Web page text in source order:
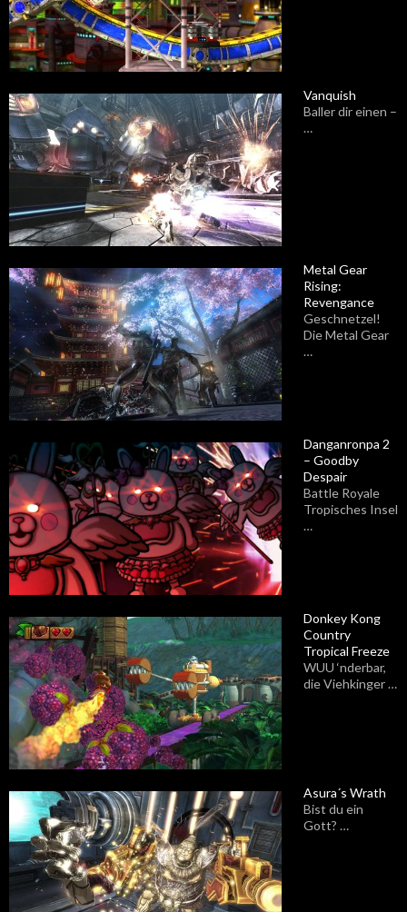
Vanquish
Baller dir einen –
…
Metal Gear
Rising:
Revengance
Geschnetzel!
Die Metal Gear
…
Danganronpa 2
– Goodby
Despair
Battle Royale
Tropisches Insel
…
Donkey Kong
Country
Tropical Freeze
WUU ‘nderbar,
die Viehkinger …
Asura´s Wrath
Bist du ein
Gott? …